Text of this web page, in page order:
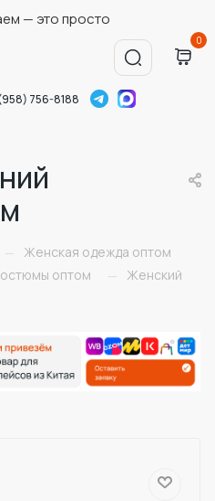
— это просто
0
756-8188
—
Женская одежда оптом
оптом —
Женский